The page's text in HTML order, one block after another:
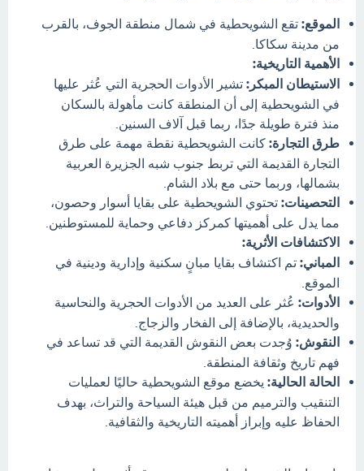
الموقع: تقع الشويحطية في شمال منطقة الجوف، بالقرب
من مدينة سكاكا.
الأهمية التاريخية:
الاستيطان المبكر: تشير الأدوات الحجرية التي عُثر عليها
في الشويحطية إلى أن المنطقة كانت مأهولة بالسكان
منذ فترة طويلة جدًا، ربما قبل آلاف السنين.
طرق التجارة: كانت الشويحطية نقطة مهمة على طرق
التجارة القديمة التي تربط جنوب شبه الجزيرة العربية
بشمالها، وربما حتى مع بلاد الشام.
التحصينات: تحتوي الشويحطية على بقايا أسوار وحصون،
مما يدل على أهميتها كمركز دفاعي وحماية للمستوطنين.
الاكتشافات الأثرية:
المباني: تم اكتشاف بقايا مبانٍ سكنية وإدارية ودينية في
الموقع.
الأدوات: عُثر على العديد من الأدوات الحجرية والنحاسية
والحديدية، بالإضافة إلى الفخار والزجاج.
النقوش: وُجدت بعض النقوش القديمة التي قد تساعد في
فهم تاريخ وثقافة المنطقة.
الحالة الحالية: يخضع موقع الشويحطية حاليًا لعمليات
التنقيب والترميم من قبل هيئة السياحة والتراث، بهدف
الحفاظ عليه وإبراز أهميته التاريخية والثقافية.